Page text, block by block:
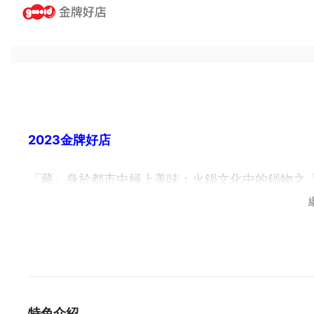
2023金牌好店
「藏」身於都市中極上美味；火鍋文化中的鍋物之
火鍋以往是在年節才會出現的菜色，象徵華人文